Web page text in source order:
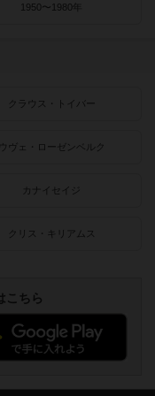
1950〜1980年
クラウス・トイバー
ウヴェ・ローゼンベルク
カナイセイジ
クリス・キリアムス
こちら